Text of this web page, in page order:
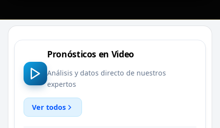
Pronósticos en Video
Análisis y datos directo de nuestros
expertos
Ver todos